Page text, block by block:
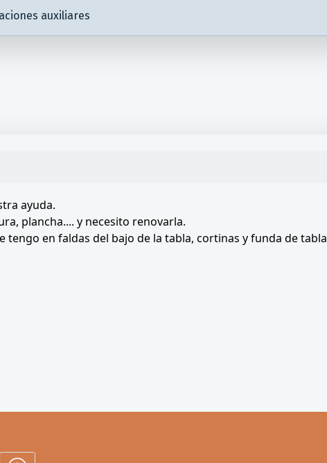
auxiliares
ayuda.
plancha.... y necesito renovarla.
en faldas del bajo de la tabla, cortinas y funda de